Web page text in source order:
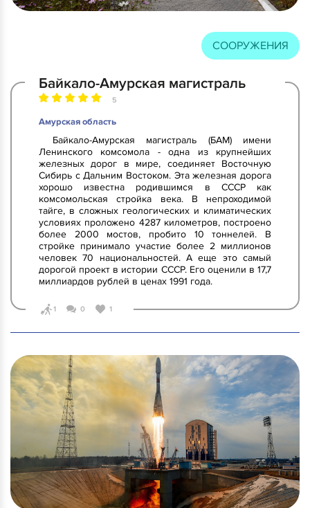
СООРУЖЕНИЯ
Байкало-Амурская магистраль
5
Амурская область
Байкало-Амурская магистраль (БАМ) имени
Ленинского комсомола - одна из крупнейших
железных дорог в мире, соединяет Восточную
Сибирь с Дальним Востоком. Эта железная дорога
хорошо известна родившимся в СССР как
комсомольская стройка века. В непроходимой
тайге, в сложных геологических и климатических
условиях проложено 4287 километров, построено
более 2000 мостов, пробито 10 тоннелей. В
стройке принимало участие более 2 миллионов
человек 70 национальностей. А еще это самый
дорогой проект в истории СССР. Его оценили в 17,7
миллиардов рублей в ценах 1991 года.
1 0 1